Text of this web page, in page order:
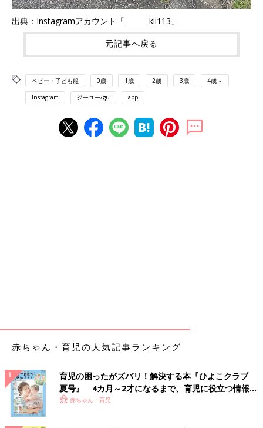
出典：Instagramアカウント「_______kii113」
元記事へ戻る
ベビー・子ども服 0歳 1歳 2歳 3歳 4歳～
Instagram ジーユー/gu app
赤ちゃん・育児の人気記事ランキング
育児の困ったがズバリ！解決する本『ひよこクラブ
夏号』 4カ月～2才になるまで、育児に役立つ情報が
いっぱい！
赤ちゃん・育児